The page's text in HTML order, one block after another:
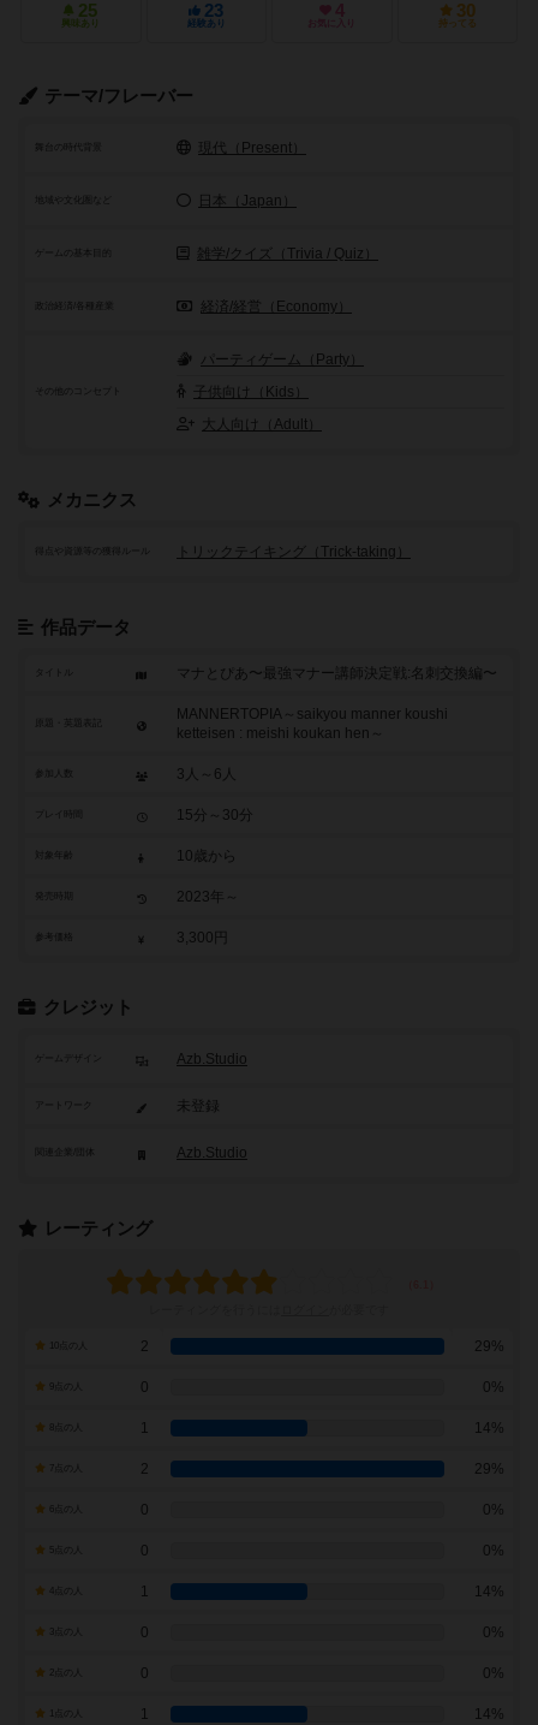
25
興味あり
23
経験あり
4
お気に入り
30
持ってる
テーマ/フレーバー
舞台の時代背景 現代（Present）
地域や文化圏など 日本（Japan）
ゲームの基本目的 雑学/クイズ（Trivia / Quiz）
政治経済/各種産業 経済/経営（Economy）
その他のコンセプト
パーティゲーム（Party）
子供向け（Kids）
大人向け（Adult）
メカニクス
トリックテイキング（Trick-taking）
作品データ
タイトル マナとぴあ〜最強マナー講師決定戦:名刺交換編〜
MANNERTOPIA～saikyou manner koushi
ketteisen : meishi koukan hen～
参加人数 3人～6人
15分～30分
10歳から
2023年～
参考価格 3,300円
クレジット
ゲームデザイン Azb.Studio
アートワーク 未登録
Azb.Studio
レーティング
2 29%
0 0%
1 14%
7点の人 2 29%
0 0%
0 0%
1 14%
0 0%
0 0%
1 14%